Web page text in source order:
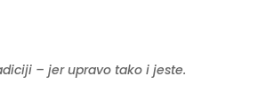
– jer upravo tako i jeste.